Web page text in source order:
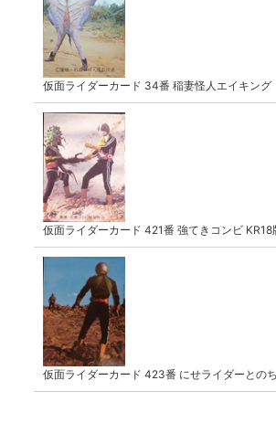
仮面ライダーカード 34番 稲妻怪人エイキン
仮面ライダーカード 421番 強てきコンビ KR18
仮面ライダーカード 423番 にせライダーとの